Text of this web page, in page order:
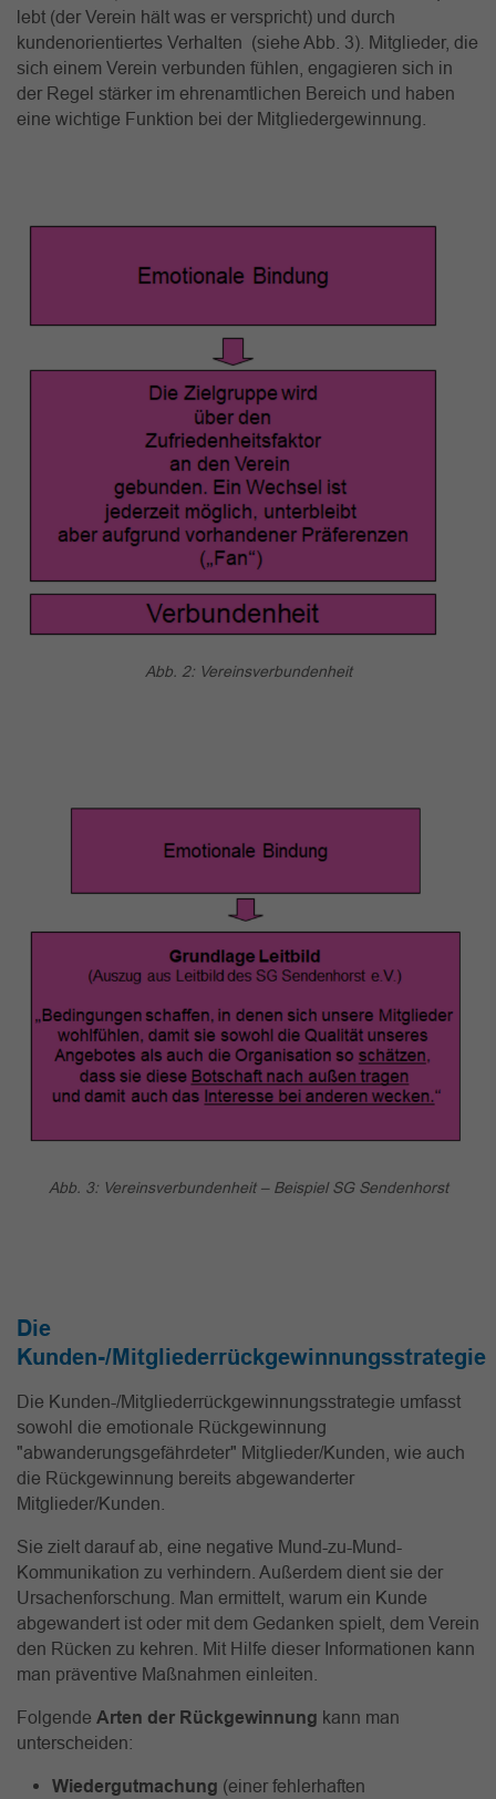
lebt (der Verein hält was er verspricht) und durch
kundenorientiertes Verhalten (siehe Abb. 3). Mitglieder, die
sich einem Verein verbunden fühlen, engagieren sich in
der Regel stärker im ehrenamtlichen Bereich und haben
eine wichtige Funktion bei der Mitgliedergewinnung.
Abb. 2: Vereinsverbundenheit
Abb. 3: Vereinsverbundenheit – Beispiel SG Sendenhorst
Die
Kunden-/Mitgliederrückgewinnungsstrategie
Die Kunden-/Mitgliederrückgewinnungsstrategie umfasst
sowohl die emotionale Rückgewinnung
"abwanderungsgefährdeter" Mitglieder/Kunden, wie auch
die Rückgewinnung bereits abgewanderter
Mitglieder/Kunden.
Sie zielt darauf ab, eine negative Mund-zu-Mund-
Kommunikation zu verhindern. Außerdem dient sie der
Ursachenforschung. Man ermittelt, warum ein Kunde
abgewandert ist oder mit dem Gedanken spielt, dem Verein
den Rücken zu kehren. Mit Hilfe dieser Informationen kann
man präventive Maßnahmen einleiten.
Folgende Arten der Rückgewinnung kann man
unterscheiden:
Wiedergutmachung (einer fehlerhaften